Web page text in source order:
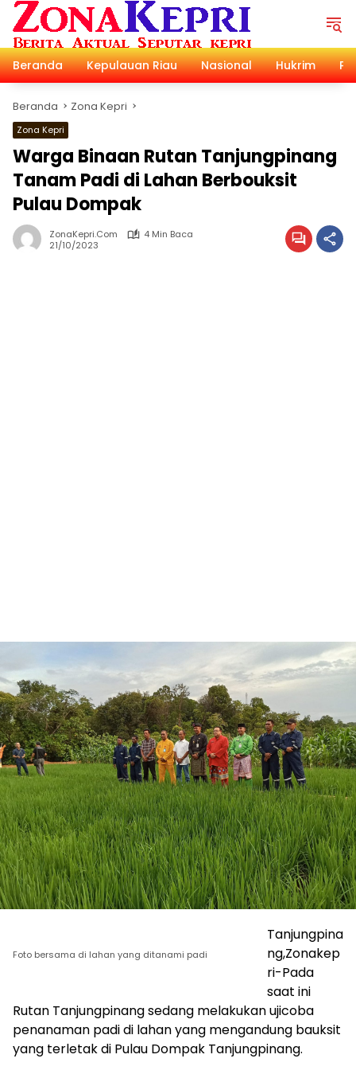
Langsung
konten
Beranda
Kepulauan Riau Nasional Hukrim
Beranda Zona Kepri
Zona Kepri
Warga Binaan Rutan Tanjungpinang
Tanam Padi di Lahan Berbouksit
Pulau Dompak
ZonaKepri.com
4 Min Baca
21/10/2023
Foto bersama di lahan yang ditanami padi
Tanjungpina
ng,Zonakep
ri-Pada
saat ini
Rutan Tanjungpinang sedang melakukan ujicoba
penanaman padi di lahan yang mengandung bauksit
yang terletak di Pulau Dompak Tanjungpinang.